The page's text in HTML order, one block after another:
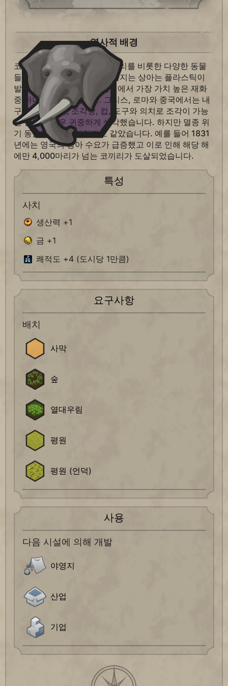
역사적 배경
코끼리, 고래, 하마, 바다 코끼리를 비롯한 다양한 동물
들의 이빨과 엄니를 통해 얻어지는 상아는 플라스틱이
발명되기 전까지만 해도 문명에서 가장 가치 높은 재화
중 하나로 여겨졌습니다. 그리스, 로마와 중국에서는 내
구성 높은 장식, 조각상, 컵, 도구와 의치로 조각이 가능
한 상아를 매우 귀중하게 생각했습니다. 하지만 멸종 위
기 동물들에게는 재앙과도 같았습니다. 예를 들어 1831
년에는 영국의 상아 수요가 급증했고 이로 인해 해당 해
에만 4,000마리가 넘는 코끼리가 도살되었습니다.
특성
사치
생산력 +1
금 +1
쾌적도 +4 (도시당 1만큼)
요구사항
배치
사막
숲
열대우림
평원
평원 (언덕)
사용
다음 시설에 의해 개발
야영지
산업
기업